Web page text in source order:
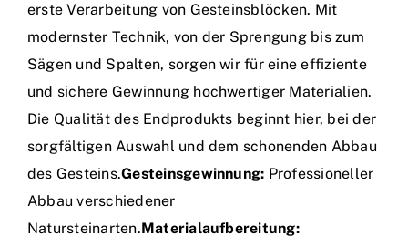
erste Verarbeitung von Gesteinsblöcken. Mit
modernster Technik, von der Sprengung bis zum
Sägen und Spalten, sorgen wir für eine effiziente
und sichere Gewinnung hochwertiger Materialien.
Die Qualität des Endprodukts beginnt hier, bei der
sorgfältigen Auswahl und dem schonenden Abbau
des Gesteins.Gesteinsgewinnung: Professioneller
Abbau verschiedener
Natursteinarten.Materialaufbereitung: